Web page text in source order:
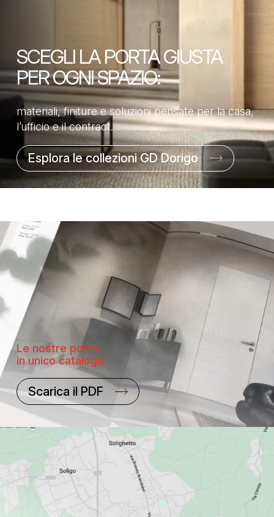
SCEGLI LA PORTA GIUSTA
PER OGNI SPAZIO:
materiali, finiture e soluzioni pensate per la casa,
l’ufficio e il contract.
Esplora le collezioni GD Dorigo
Le nostre porte,
in unico catalogo
Scarica il PDF